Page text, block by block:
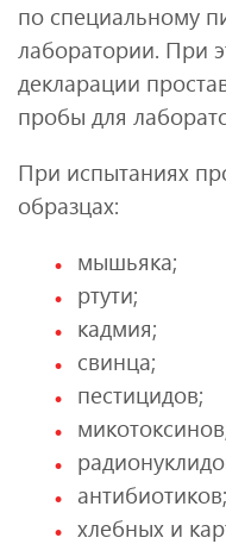
по специальному
лаборатории. При
декларации
пробы для
При испытаниях
образцах:
мышьяка;
ртути;
кадмия;
свинца;
пестицидов;
антибиотиков;
хлебных и